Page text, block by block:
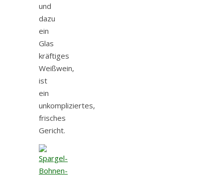
und
dazu
ein
Glas
kräftiges
Weißwein,
ist
ein
unkompliziertes,
frisches
Gericht.